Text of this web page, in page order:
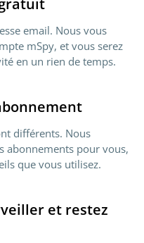
email. Nous vous
mSpy, et vous serez
en un rien de temps.
différents. Nous
abonnements pour vous,
que vous utilisez.
et restez